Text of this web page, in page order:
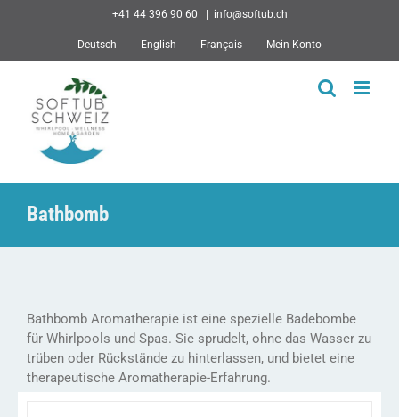
+41 44 396 90 60 info@softub.ch
Deutsch English Français Mein Konto
Bathbomb
Bathbomb Aromatherapie ist eine spezielle Badebombe
für Whirlpools und Spas. Sie sprudelt, ohne das Wasser zu
trüben oder Rückstände zu hinterlassen, und bietet eine
therapeutische Aromatherapie-Erfahrung.